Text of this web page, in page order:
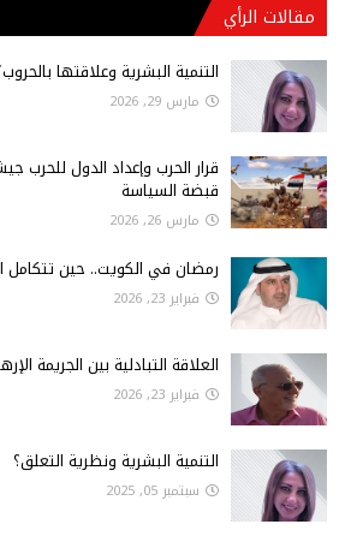
مقالات الرأي
التنمية البشرية وعلاقتها
مارس 29, 2026
قرار الحرب وإعداد الدول للحرب
قبضة السياسة
مارس 26, 2026
رمضان في الكويت.. حين تتكامل
فبراير 23, 2026
العلاقة التبادلية بين الجريمة
فبراير 23, 2026
التنمية البشرية ونظرية التعلق؟
سبتمبر 05, 2025